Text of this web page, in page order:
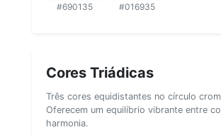
#690135 #016935
Cores Triádicas
Três cores equidistantes no círculo
Oferecem um equilíbrio vibrante entre
harmonia.